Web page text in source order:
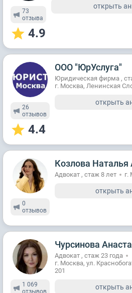
73
отзывa
4.9
открыть
26
отзывов
4.4
ООО "ЮрУслуга"
Юридическая фирма ,
г. Москва, Ленинская
открыть
0
отзывов
Козлова Наталья
Адвокат , стаж 8 лет г.
открыть
1 069
отзывов
Чурсинова
Адвокат , стаж 23 годa
г. Москва, ул.
201
открыть